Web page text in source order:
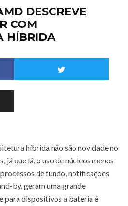
DESCREVE
COM
HÍBRIDA
híbrida não são novidade no
já que lá, o uso de núcleos menos
de fundo, notificações
by, geram uma grande
para dispositivos a bateria é